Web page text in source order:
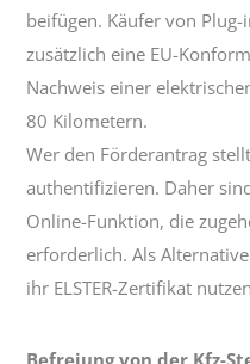
beifügen. Käufer von
zusätzlich eine EU-
Nachweis einer
80 Kilometern.
Wer den Förderantrag
authentifizieren. Daher
Online-Funktion, die
erforderlich. Als
ihr ELSTER-Zertifikat
Befreiung von der Kfz-